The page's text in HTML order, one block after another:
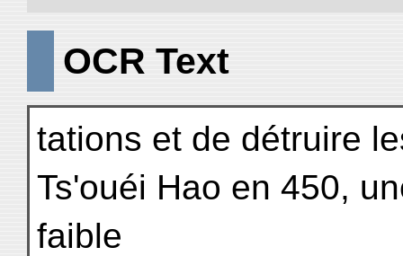
OCR Text
tations et de détruire
Ts'ouéi Hao en 450,
faible